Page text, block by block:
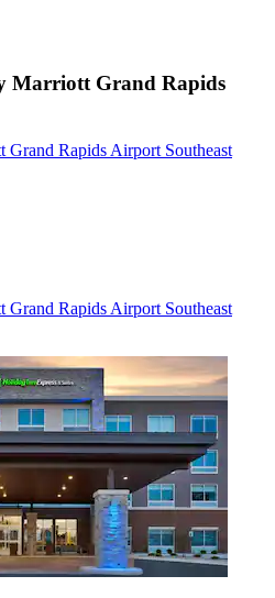
Marriott Grand Rapids
Grand Rapids Airport Southeast
Grand Rapids Airport Southeast